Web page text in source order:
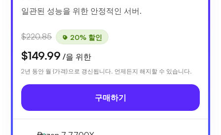
일관된 성능을 위한 안정적인 서버.
$220.85 20% 할인
$149.99 /을 위한
2년 동안 월 {가격}으로 갱신됩니다. 언제든지 해지할 수 있습니다.
구매하기